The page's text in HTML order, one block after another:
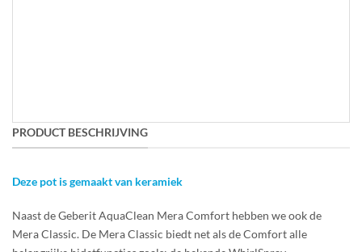
PRODUCT BESCHRIJVING
Deze pot is gemaakt van keramiek
Naast de Geberit AquaClean Mera Comfort hebben we ook de
Mera Classic. De Mera Classic biedt net als de Comfort alle